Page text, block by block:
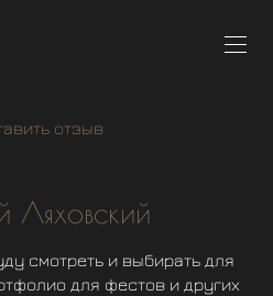
отзыв
Ляховский
смотреть и выбирать для
для фестов и других